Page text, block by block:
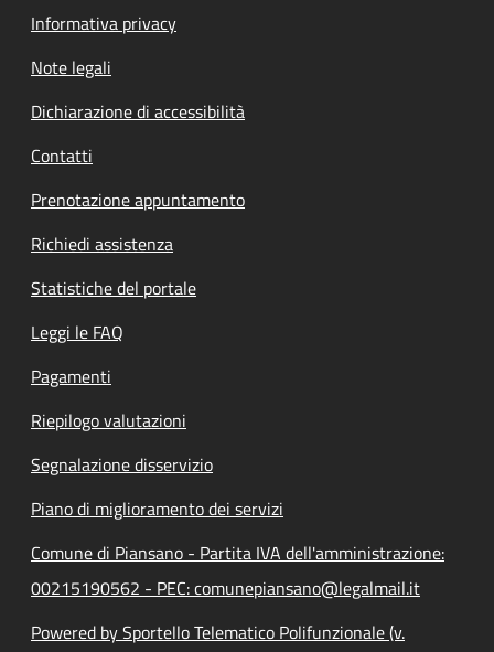
Informativa privacy
Note legali
Dichiarazione di accessibilità
Contatti
Prenotazione appuntamento
Richiedi assistenza
Statistiche del portale
Leggi le FAQ
Pagamenti
Riepilogo valutazioni
Segnalazione disservizio
Piano di miglioramento dei servizi
Comune di Piansano - Partita IVA dell'amministrazione:
00215190562 - PEC: comunepiansano@legalmail.it
Powered by Sportello Telematico Polifunzionale (v.